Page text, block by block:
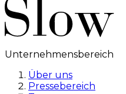
Unternehmensbereich
Über uns
Pressebereich